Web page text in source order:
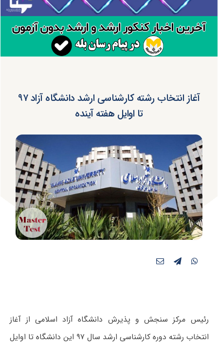
آغاز انتخاب رشته کارشناسی‌ ارشد دانشگاه آزاد ۹۷
تا اوایل هفته آینده
رئیس مرکز سنجش و پذیرش دانشگاه آزاد اسلامی از آغاز
انتخاب رشته دوره کارشناسی ارشد سال ۹۷ این دانشگاه تا اوایل